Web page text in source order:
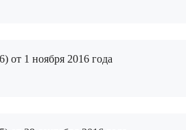
от 1 ноября 2016 года